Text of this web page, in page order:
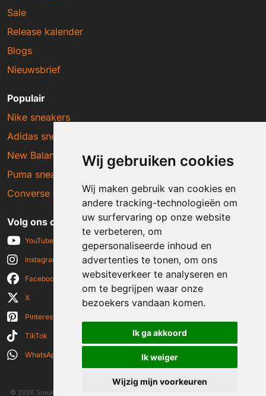
Wij gebruiken cookies
Wij maken gebruik van cookies en
andere tracking-technologieën om
uw surfervaring op onze website
te verbeteren, om
gepersonaliseerde inhoud en
advertenties te tonen, om ons
websiteverkeer te analyseren en
om te begrijpen waar onze
bezoekers vandaan komen.
Ik ga akkoord
Ik weiger
Wijzig mijn voorkeuren
Sale
Release kalender
Blogs
Nieuwsbrief
Populair
Nike sneakers
Adidas sneakers
New Balance sneakers
Puma sneakers
Converse sneakers
Volg ons op social media
YouTube
Instagram
Facebook
X
Pinterest
TikTok
WhatsApp
© 2026 Sneakerplaats.nl